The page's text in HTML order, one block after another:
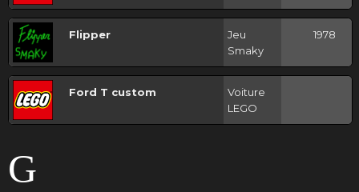
Flipper
Jeu
Smaky
1978
Ford T custom
Voiture
LEGO
G